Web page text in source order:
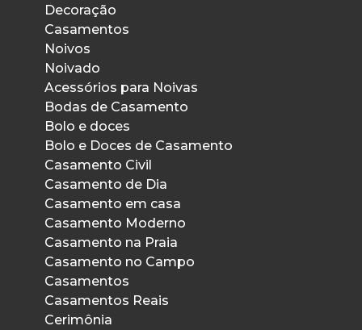
Decoração
Casamentos
Noivos
Noivado
Acessórios para Noivas
Bodas de Casamento
Bolo e doces
Bolo e Doces de Casamento
Casamento Civil
Casamento de Dia
Casamento em casa
Casamento Moderno
Casamento na Praia
Casamento no Campo
Casamentos
Casamentos Reais
Cerimônia